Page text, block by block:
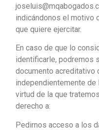
indicándonos el motivo
que quiere ejercitar.
En caso de que lo
identificarle, podremos
documento acreditativo
independientemente de
virtud de la que
derecho a:
Pedirnos acceso a los